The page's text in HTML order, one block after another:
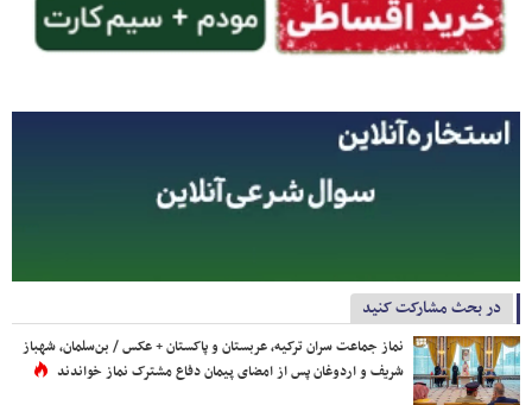
در بحث مشارکت کنید
نماز جماعت سران ترکیه، عربستان و پاکستان + عکس / بن‌سلمان، شهباز
شریف و اردوغان پس از امضای پیمان دفاع مشترک نماز خواندند